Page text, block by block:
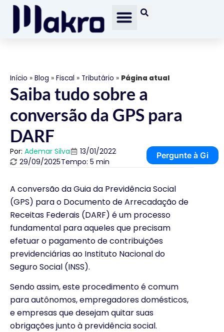
Início » Blog » Fiscal » Tributário » Página atual
Saiba tudo sobre a
conversão da GPS para
DARF
Por: Ademar Silva
13/01/2022
29/09/2025Tempo: 5 min
Pergunte à Gi
A conversão da Guia da Previdência Social
(GPS) para o Documento de Arrecadação de
Receitas Federais (DARF) é um processo
fundamental para aqueles que precisam
efetuar o pagamento de contribuições
previdenciárias ao Instituto Nacional do
Seguro Social (INSS).
Sendo assim, este procedimento é comum
para autônomos, empregadores domésticos,
e empresas que desejam quitar suas
obrigações junto à previdência social.